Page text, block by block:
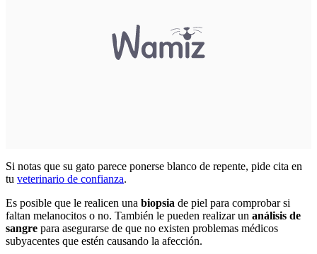
Si notas que su gato parece ponerse blanco de repente, pide cita en
tu veterinario de confianza.
Es posible que le realicen una biopsia de piel para comprobar si
faltan melanocitos o no. También le pueden realizar un análisis de
sangre para asegurarse de que no existen problemas médicos
subyacentes que estén causando la afección.